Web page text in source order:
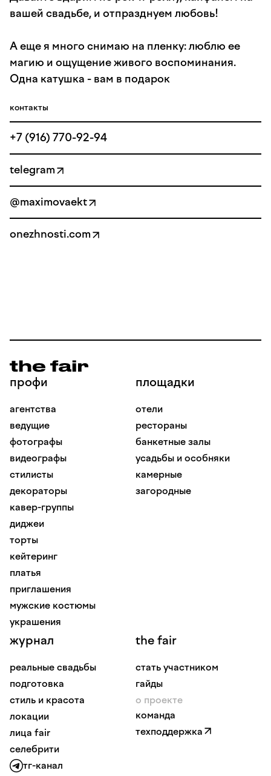
вашей свадьбе, и отпразднуем любовь!
А еще я много снимаю на пленку: люблю ее
магию и ощущение живого воспоминания.
Одна катушка - вам в подарок
контакты
+7 (916) 770-92-94
telegram
@maximovaekt
onezhnosti.com
профи
агентства
ведущие
фотографы
видеографы
стилисты
декораторы
кавер-группы
диджеи
торты
кейтеринг
платья
приглашения
мужские костюмы
украшения
площадки
отели
рестораны
банкетные залы
усадьбы и особняки
камерные
загородные
журнал
реальные свадьбы
подготовка
стиль и красота
локации
лица fair
селебрити
the fair
стать участником
гайды
о проекте
команда
техподдержка
тг-канал